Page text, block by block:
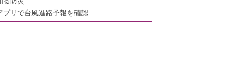
プリで台風進路予報を確認